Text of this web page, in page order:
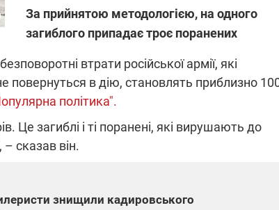
За прийнятою методологією, на одного
загиблого припадає троє поранених
втрати російської армії, які
повернуться в дію, становлять приблизно
політика".
Це загиблі і ті поранені, які вирушають до
сказав він.
знищили кадировського
В УКРАЇНІ
у чотирьох
без світла після
ПЛІВКИ МІНДІЧА: СПРАВА
Нова підозра у справі Міндіча: